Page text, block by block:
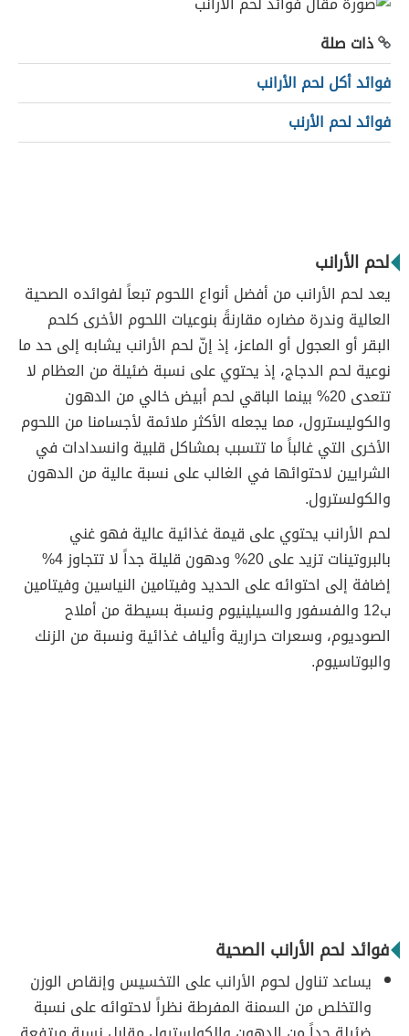
ذات صلة
فوائد أكل لحم الأرانب
فوائد لحم الأرنب
لحم الأرانب
يعد لحم الأرانب من أفضل أنواع اللحوم تبعاً لفوائده الصحية
العالية وندرة مضاره مقارنةً بنوعيات اللحوم الأخرى كلحم
البقر أو العجول أو الماعز، إذ إنّ لحم الأرانب يشابه إلى حد ما
نوعية لحم الدجاج، إذ يحتوي على نسبة ضئيلة من العظام لا
تتعدى 20% بينما الباقي لحم أبيض خالي من الدهون
والكوليسترول، مما يجعله الأكثر ملائمة لأجسامنا من اللحوم
الأخرى التي غالباً ما تتسبب بمشاكل قلبية وانسدادات في
الشرايين لاحتوائها في الغالب على نسبة عالية من الدهون
والكولسترول.
لحم الأرانب يحتوي على قيمة غذائية عالية فهو غني
بالبروتينات تزيد على 20% ودهون قليلة جداً لا تتجاوز 4%
إضافة إلى احتوائه على الحديد وفيتامين النياسين وفيتامين
ب12 والفسفور والسيلينيوم ونسبة بسيطة من أملاح
الصوديوم، وسعرات حرارية وألياف غذائية ونسبة من الزنك
والبوتاسيوم.
فوائد لحم الأرانب الصحية
يساعد تناول لحوم الأرانب على التخسيس وإنقاص الوزن
والتخلص من السمنة المفرطة نظراً لاحتوائه على نسبة